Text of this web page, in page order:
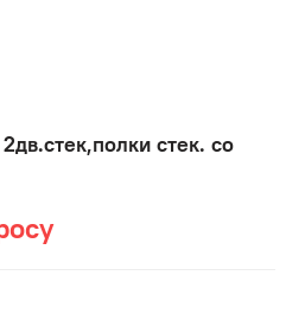
стек. со